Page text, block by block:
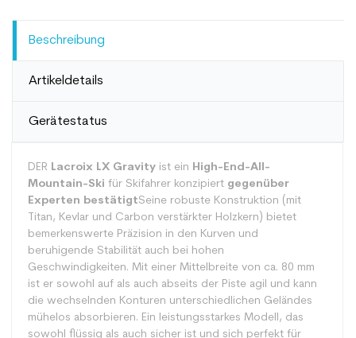
Beschreibung
Artikeldetails
Gerätestatus
DER Lacroix LX Gravity ist ein High-End-All-
Mountain-Ski für Skifahrer konzipiert gegenüber
Experten bestätigtSeine robuste Konstruktion (mit
Titan, Kevlar und Carbon verstärkter Holzkern) bietet
bemerkenswerte Präzision in den Kurven und
beruhigende Stabilität auch bei hohen
Geschwindigkeiten. Mit einer Mittelbreite von ca. 80 mm
ist er sowohl auf als auch abseits der Piste agil und kann
die wechselnden Konturen unterschiedlichen Geländes
mühelos absorbieren. Ein leistungsstarkes Modell, das
sowohl flüssig als auch sicher ist und sich perfekt für